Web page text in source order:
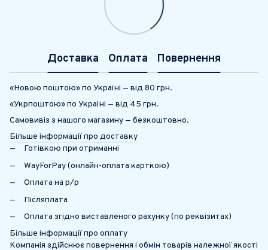
Доставка Оплата Повернення
«Новою поштою» по Україні — від 80 грн.
«Укрпоштою» по Україні — від 45 грн.
Самовивіз з нашого магазину — безкоштовно.
Більше інформації про доставку
Готівкою при отриманні
WayForPay (онлайн-оплата карткою)
Оплата на р/р
Післяплата
Оплата згідно виставленого рахунку (по реквізитах)
Більше інформації про оплату
Компанія здійснює повернення і обмін товарів належної якості